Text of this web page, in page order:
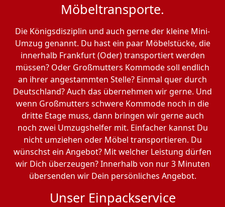
Möbeltransporte.
Die Königsdisziplin und auch gerne der kleine Mini-
Umzug genannt. Du hast ein paar Möbelstücke, die
innerhalb Frankfurt (Oder) transportiert werden
müssen? Oder Großmutters Kommode soll endlich
an ihrer angestammten Stelle? Einmal quer durch
Deutschland? Auch das übernehmen wir gerne. Und
wenn Großmutters schwere Kommode noch in die
dritte Etage muss, dann bringen wir gerne auch
noch zwei Umzugshelfer mit. Einfacher kannst Du
nicht umziehen oder Möbel transportieren. Du
wünschst ein Angebot? Mit welcher Leistung dürfen
wir Dich überzeugen? Innerhalb von nur 3 Minuten
übersenden wir Dein persönliches Angebot.
Unser Einpackservice